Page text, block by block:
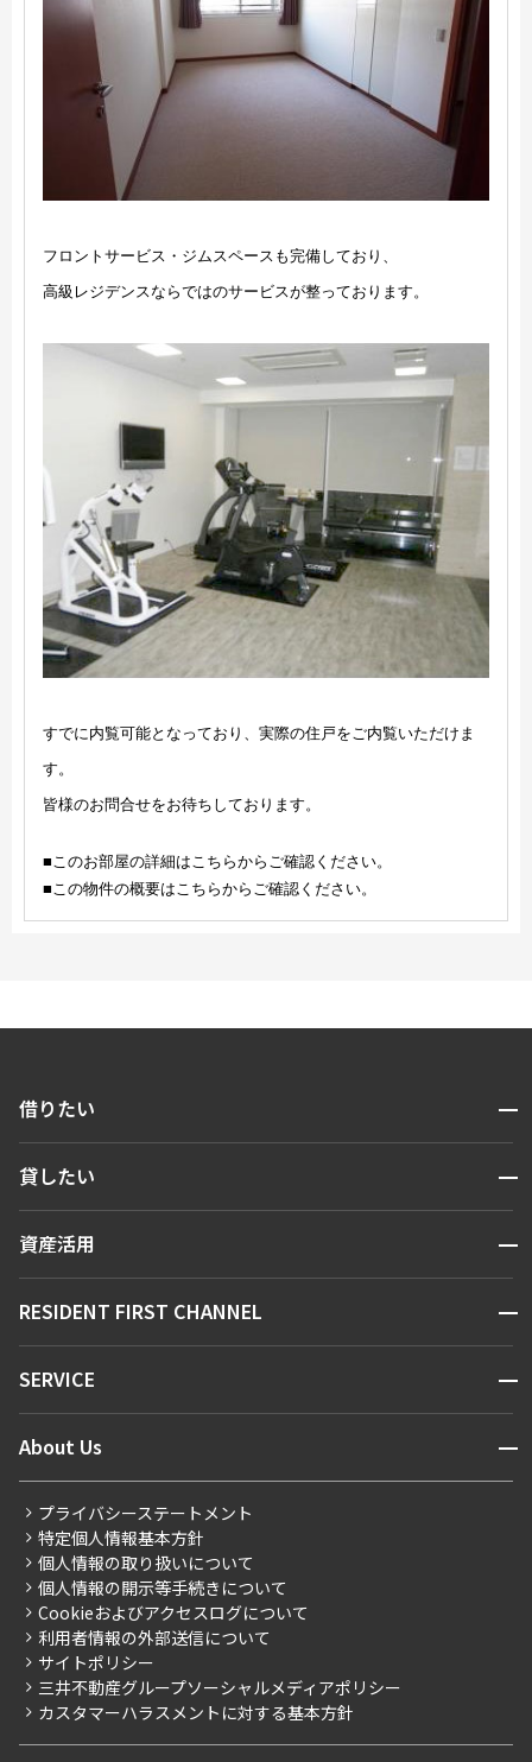
フロントサービス・ジムスペースも完備しており、
高級レジデンスならではのサービスが整っております。
すでに内覧可能となっており、実際の住戸をご内覧いただけま
す。
皆様のお問合せをお待ちしております。
■このお部屋の詳細はこちらからご確認ください。
■この物件の概要はこちらからご確認ください。
借りたい 開閉
人気エリアから探す
新着情報から探す
新着募集情報
こだわりから探す
こだわり一覧
プレミアムマンション
新築
当社限定（港区・渋谷区）
当社限定（港区・渋谷区以外）
三井不動産企画
貸したい 開閉
お問い合わせ
資産活用 開閉
お問い合わせ
RESIDENT FIRST CHANNEL 開閉
マンションレポート
住まいのコラム
SERVICE 開閉
会員ページ
ご入居・提携サービス
お部屋探しからご契約まで
よくあるご質問
社宅紹介
【仲介会社様向け】当社仲介事業部取り扱い物件入居申込
About Us 開閉
会社情報
事業案内
採用情報
ニュースリリース
お問い合わせ
プライバシーステートメント
特定個人情報基本方針
個人情報の取り扱いについて
個人情報の開示等手続きについて
Cookieおよびアクセスログについて
利用者情報の外部送信について
サイトポリシー
三井不動産グループソーシャルメディアポリシー
カスタマーハラスメントに対する基本方針